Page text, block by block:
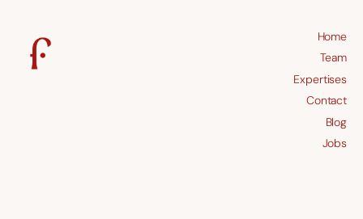
Home
Team
Expertises
Contact
Blog
Jobs